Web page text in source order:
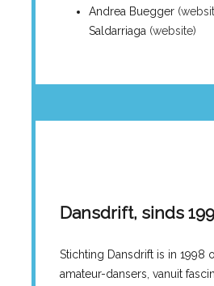
Andrea Buegger
Saldarriaga (website)
Dansdrift, sinds
Stichting Dansdrift is in 1998
amateur-dansers, vanuit